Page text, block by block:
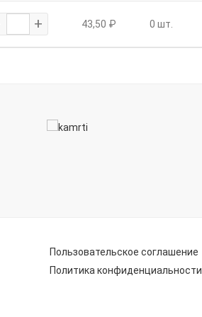
+ 43,50 ₽ 0 шт.
Пользовательское соглашение
Политика конфиденциальности